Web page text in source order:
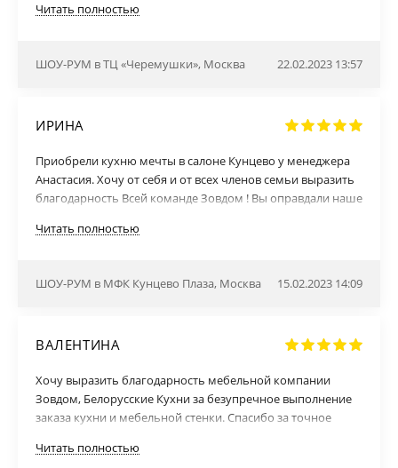
мелочам и нашим пожеланиям , и просто за
Читать полностью
ШОУ-РУМ в ТЦ «Черемушки», Москва 22.02.2023 13:57
ИРИНА
Приобрели кухню мечты в салоне Кунцево у менеджера
Анастасия. Хочу от себя и от всех членов семьи выразить
благодарность Всей команде Зовдом ! Вы оправдали наше
было сделано в указанные сроки! Кухней очень довольны.
процветания!
Читать полностью
ШОУ-РУМ в МФК Кунцево Плаза, Москва 15.02.2023 14:09
ВАЛЕНТИНА
Хочу выразить благодарность мебельной компании
Зовдом, Белорусские Кухни за безупречное выполнение
заказа кухни и мебельной стенки. Спасибо за точное
материалов по приемлемой цене! Спасибо за обратную
Читать полностью